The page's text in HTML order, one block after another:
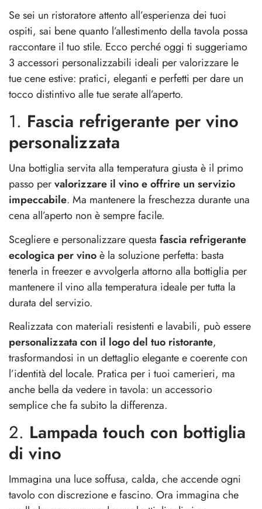
Se sei un ristoratore attento all’esperienza dei tuoi
ospiti, sai bene quanto l’allestimento della tavola possa
raccontare il tuo stile. Ecco perché oggi ti suggeriamo
3 accessori personalizzabili ideali per valorizzare le
tue cene estive: pratici, eleganti e perfetti per dare un
tocco distintivo alle tue serate all’aperto.
1. Fascia refrigerante per vino
personalizzata
Una bottiglia servita alla temperatura giusta è il primo
passo pervalorizzare il vino e offrire un servizio
impeccabile. Ma mantenere la freschezza durante una
cena all’aperto non è sempre facile.
Scegliere e personalizzare questa fascia refrigerante
ecologica per vinoè la soluzione perfetta: basta
tenerla in freezer e avvolgerla attorno alla bottiglia per
mantenere il vino alla temperatura ideale per tutta la
durata del servizio.
Realizzata con materiali resistenti e lavabili, può essere
personalizzata con il logo del tuo ristorante,
trasformandosi in un dettaglio elegante e coerente con
l’identità del locale. Pratica per i tuoi camerieri, ma
anche bella da vedere in tavola: un accessorio
semplice che fa subito la differenza.
2. Lampada touch con bottiglia
di vino
Immagina una luce soffusa, calda, che accende ogni
tavolo con discrezione e fascino. Ora immagina che